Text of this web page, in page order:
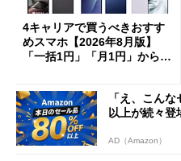
4キャリアで買うべきおすす
めスマホ【2026年8月版】
「一括1円」「月1円」からお
「え、こん
以上が続々
AD（Amazon）